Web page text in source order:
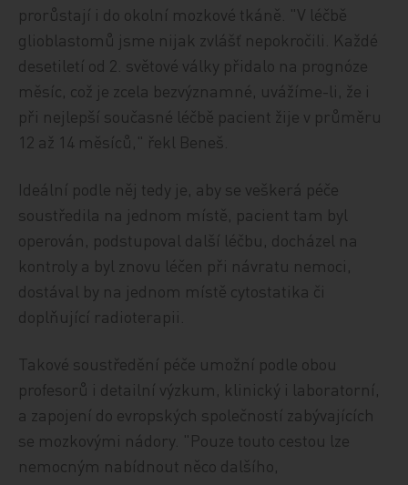
prorůstají i do okolní mozkové tkáně. "V léčbě
glioblastomů jsme nijak zvlášť nepokročili. Každé
desetiletí od 2. světové války přidalo na prognóze
měsíc, což je zcela bezvýznamné, uvážíme-li, že i
při nejlepší současné léčbě pacient žije v průměru
12 až 14 měsíců," řekl Beneš.
Ideální podle něj tedy je, aby se veškerá péče
soustředila na jednom místě, pacient tam byl
operován, podstupoval další léčbu, docházel na
kontroly a byl znovu léčen při návratu nemoci,
dostával by na jednom místě cytostatika či
doplňující radioterapii.
Takové soustředění péče umožní podle obou
profesorů i detailní výzkum, klinický i laboratorní,
a zapojení do evropských společností zabývajících
se mozkovými nádory. "Pouze touto cestou lze
nemocným nabídnout něco dalšího,